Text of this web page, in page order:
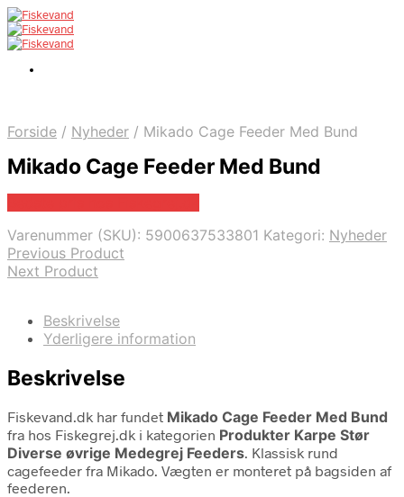
Forside / Nyheder / Mikado Cage Feeder Med Bund
Mikado Cage Feeder Med Bund
Varenummer (SKU): 5900637533801 Kategori: Nyheder
Previous Product
Next Product
Beskrivelse
Yderligere information
Beskrivelse
Fiskevand.dk har fundet Mikado Cage Feeder Med Bund
fra hos Fiskegrej.dk i kategorien Produkter Karpe Stør
Diverse øvrige Medegrej Feeders. Klassisk rund
cagefeeder fra Mikado. Vægten er monteret på bagsiden af
feederen.